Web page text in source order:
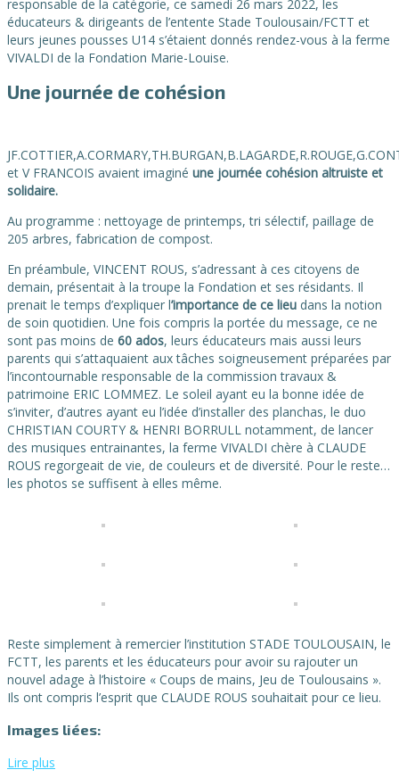
responsable de la catégorie, ce samedi 26 mars 2022, les
éducateurs & dirigeants de l’entente Stade Toulousain/FCTT et
leurs jeunes pousses U14 s’étaient donnés rendez-vous à la ferme
VIVALDI de la Fondation Marie-Louise.
Une journée de cohésion
et V FRANCOIS avaient imaginé une journée cohésion altruiste et
solidaire.
Au programme : nettoyage de printemps, tri sélectif, paillage de
205 arbres, fabrication de compost.
En préambule, VINCENT ROUS, s’adressant à ces citoyens de
demain, présentait à la troupe la Fondation et ses résidants. Il
prenait le temps d’expliquer l’importance de ce lieu dans la notion
de soin quotidien. Une fois compris la portée du message, ce ne
sont pas moins de 60 ados, leurs éducateurs mais aussi leurs
parents qui s’attaquaient aux tâches soigneusement préparées par
l’incontournable responsable de la commission travaux &
patrimoine ERIC LOMMEZ. Le soleil ayant eu la bonne idée de
s’inviter, d’autres ayant eu l’idée d’installer des planchas, le duo
CHRISTIAN COURTY & HENRI BORRULL notamment, de lancer
des musiques entrainantes, la ferme VIVALDI chère à CLAUDE
ROUS regorgeait de vie, de couleurs et de diversité. Pour le reste…
les photos se suffisent à elles même.
Reste simplement à remercier l’institution STADE TOULOUSAIN, le
FCTT, les parents et les éducateurs pour avoir su rajouter un
nouvel adage à l’histoire « Coups de mains, Jeu de Toulousains ».
Ils ont compris l’esprit que CLAUDE ROUS souhaitait pour ce lieu.
Images liées:
Lire plus